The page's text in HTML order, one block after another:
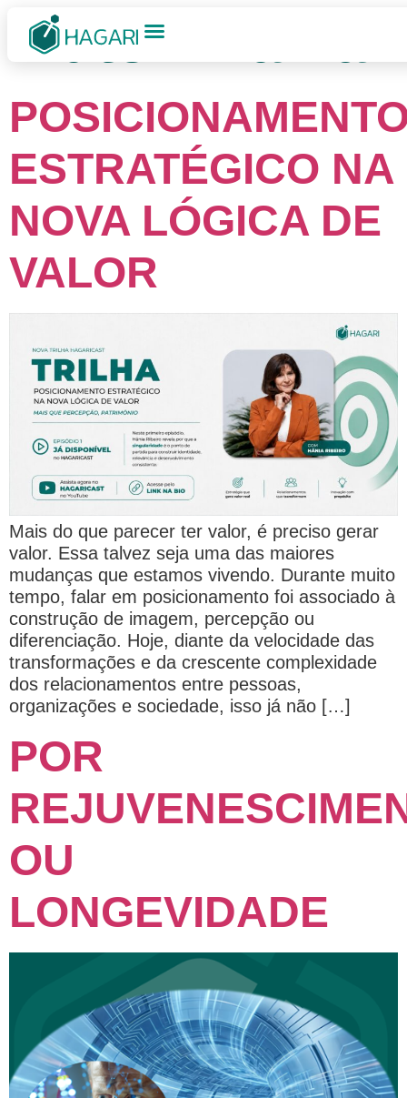
Autor:
ESTRATÉGICO NA
NOVA LÓGICA DE
VALOR
Mais do que parecer ter valor, é preciso gerar
valor. Essa talvez seja uma das maiores
mudanças que estamos vivendo. Durante muito
tempo, falar em posicionamento foi associado à
construção de imagem, percepção ou
diferenciação. Hoje, diante da velocidade das
transformações e da crescente complexidade
dos relacionamentos entre pessoas,
organizações e sociedade, isso já não […]
POR
OU
LONGEVIDADE